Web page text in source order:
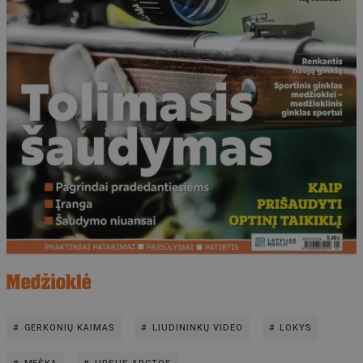
GERKONIŲ KAIMAS LIUDININKŲ VIDEO LOKYS